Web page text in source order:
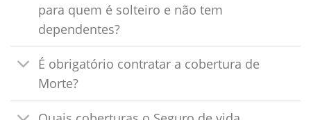
para quem é solteiro e não tem
dependentes?
É obrigatório contratar a cobertura de
Morte?